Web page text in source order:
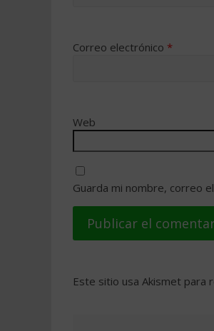
Correo electrónico *
Web
Guarda mi nombre, correo
Este sitio usa Akismet para